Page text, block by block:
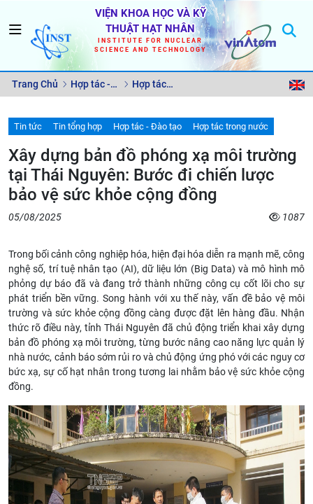
VIỆN KHOA HỌC VÀ KỸ
THUẬT HẠT NHÂN
INSTITUTE FOR NUCLEAR
SCIENCE AND TECHNOLOGY
Trang Chủ Hợp tác - Hợp tác
Tin tức Tin tổng hợp Hợp tác - Đào tạo Hợp tác trong nước
Xây dựng bản đồ phóng xạ môi trường
tại Thái Nguyên: Bước đi chiến lược
bảo vệ sức khỏe cộng đồng
05/08/2025 1087
Trong bối cảnh công nghiệp hóa, hiện đại hóa diễn ra mạnh mẽ, công
nghệ số, trí tuệ nhân tạo (AI), dữ liệu lớn (Big Data) và mô hình mô
phỏng dự báo đã và đang trở thành những công cụ cốt lõi cho sự
phát triển bền vững. Song hành với xu thế này, vấn đề bảo vệ môi
trường và sức khỏe cộng đồng càng được đặt lên hàng đầu. Nhận
thức rõ điều này, tỉnh Thái Nguyên đã chủ động triển khai xây dựng
bản đồ phóng xạ môi trường, từng bước nâng cao năng lực quản lý
nhà nước, cảnh báo sớm rủi ro và chủ động ứng phó với các nguy cơ
bức xạ, sự cố hạt nhân trong tương lai nhằm bảo vệ sức khỏe cộng
đồng.